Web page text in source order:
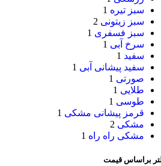
سبز تیره 1
سبز زیتونی 2
سبز فسفری 1
سرخ آبی 1
سفید 1
سفید پیشانی آبی 1
صورتی 1
طلایی 1
طوسی 1
قرمز پیشانی مشکی 1
مشکی 2
مشکی راه راه 1
براساس قیمت